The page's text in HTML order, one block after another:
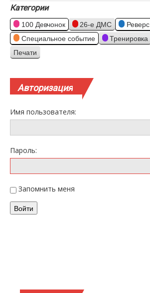
Категории
100 Девчонок 26-е ДМС
Реверс
Специальное событие
Тренировка
Просмотр
Печати
Авторизация
Имя пользователя:
Пароль:
Запомнить меня
Войти